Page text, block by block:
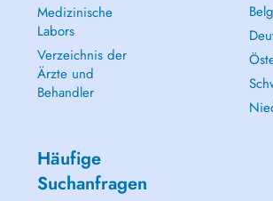
Medizinische
Labors
Verzeichnis der
Ärzte und
Behandler
Häufige
Suchanfragen